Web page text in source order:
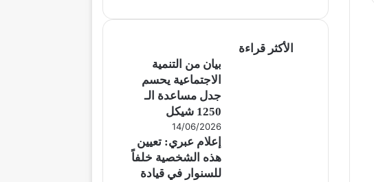
الأكثر قراءة
بيان من التنمية
الاجتماعية يحسم
جدل مساعدة الـ
1250 شيكل
14/06/2026
إعلام عبري: تعيين
هذه الشخصية خلفاً
للسنوار في قيادة